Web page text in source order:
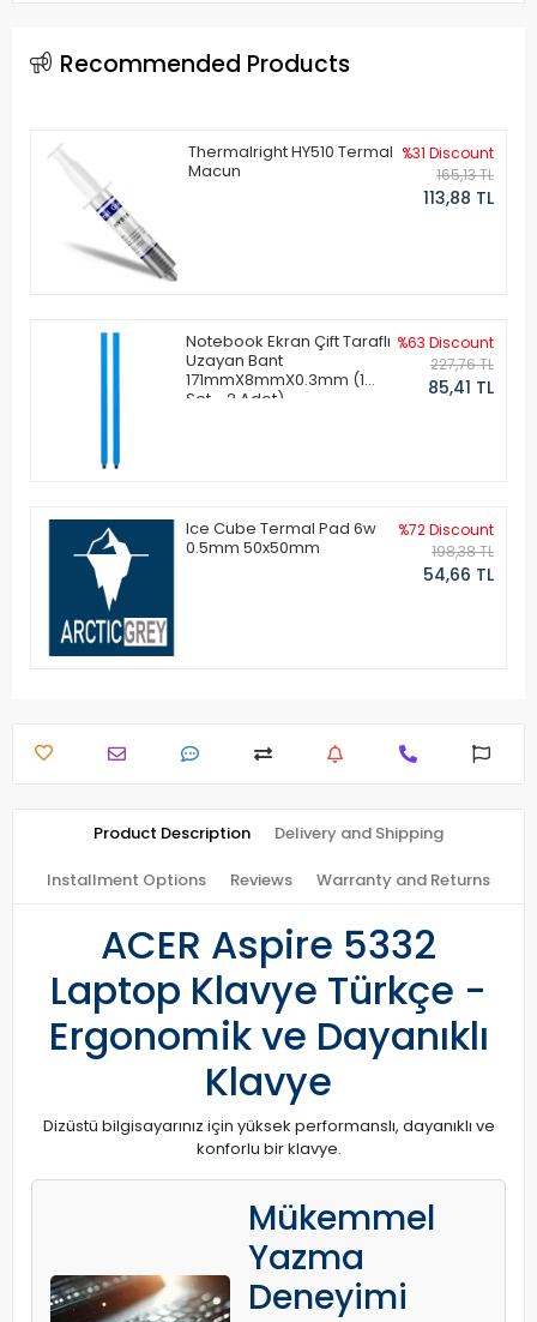
Recommended Products
Thermalright HY510 Termal
Macun
%31 Discount
165,13 TL
113,88 TL
Notebook Ekran Çift Taraflı
Uzayan Bant
171mmX8mmX0.3mm (1
Set - 2 Adet)
%63 Discount
227,76 TL
85,41 TL
Ice Cube Termal Pad 6w
0.5mm 50x50mm
%72 Discount
198,38 TL
54,66 TL
Product Description Delivery and Shipping
Installment Options Reviews Warranty and Returns
ACER Aspire 5332
Laptop Klavye Türkçe -
Ergonomik ve Dayanıklı
Klavye
Dizüstü bilgisayarınız için yüksek performanslı, dayanıklı ve
konforlu bir klavye.
Mükemmel
Yazma
Deneyimi